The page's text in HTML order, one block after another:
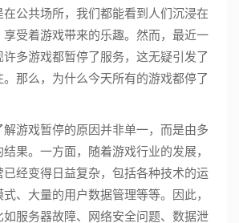
公共场所，我们都能看到人们沉浸在
受着游戏带来的乐趣。然而，最近一
多游戏都暂停了服务，这无疑引发了
那么，为什么今天所有的游戏都停了
游戏暂停的原因并非单一，而是由多
果。一方面，随着游戏行业的发展，
经变得日益复杂，包括各种技术的运
、大量的用户数据管理等等。因此，
服务器故障、网络安全问题、数据泄